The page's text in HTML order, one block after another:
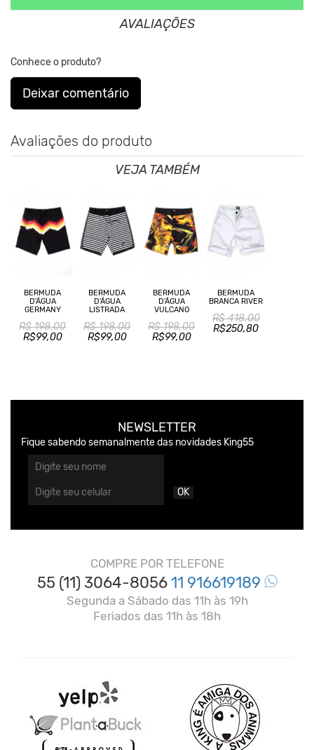
**As cores podem variar conforme a configuração do seu monitor.
Clique aquiPara saber mais sobre a manutenção de suas
roupas.
AVALIAÇÕES
Conhece o produto?
Deixar comentário
Avaliações do produto
VEJA TAMBÉM
BERMUDA
D'ÁGUA
GERMANY
R$ 198,00
R$99,00
BERMUDA
D'ÁGUA
LISTRADA
R$ 198,00
R$99,00
BERMUDA
D'ÁGUA
VULCANO
R$ 198,00
R$99,00
BERMUDA
BRANCA RIVER
R$ 418,00
R$250,80
NEWSLETTER
Fique sabendo semanalmente das novidades King55
OK
COMPRE POR TELEFONE
55 (11) 3064-805611 916619189
Segunda a Sábado das 11h às 19h
Feriados das 11h às 18h